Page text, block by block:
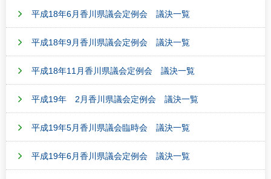
平成18年6月香川県議会定例会 議決一覧
平成18年9月香川県議会定例会 議決一覧
平成18年11月香川県議会定例会 議決一覧
平成19年 2月香川県議会定例会 議決一覧
平成19年5月香川県議会臨時会 議決一覧
平成19年6月香川県議会定例会 議決一覧